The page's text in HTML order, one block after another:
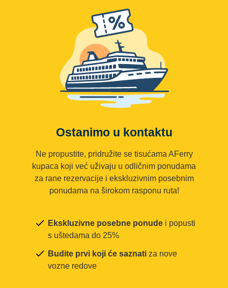
Ostanimo u kontaktu
Ne propustite, pridružite se tisućama AFerry
kupaca koji već uživaju u odličnim ponudama
za rane rezervacije i ekskluzivnim posebnim
ponudama na širokom rasponu ruta!
Ekskluzivne posebne ponude i popusti
s uštedama do 25%
Budite prvi koji će saznati za nove
vozne redove